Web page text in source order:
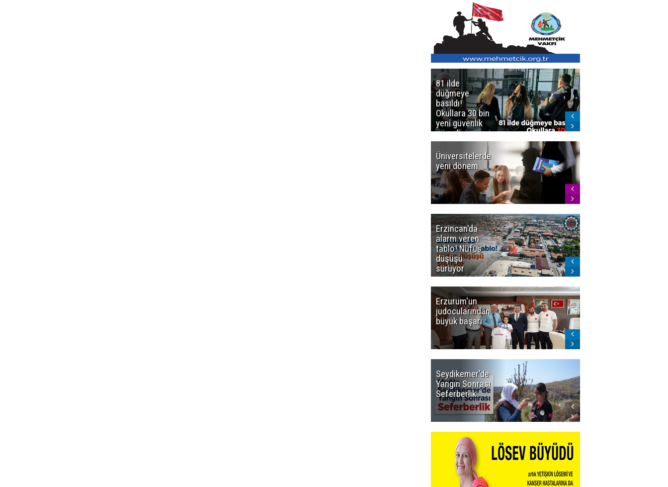
81 ilde
düğmeye
basıldı!
Okullara 30 bin
yeni güvenlik
görevlisi
Üniversitelerde
yeni dönem
Erzincan'da
alarm veren
tablo! Nüfus
düşüşü
sürüyor
Erzurum'un
judocularından
büyük başarı
Seydikemer'de
Yangın Sonrası
Seferberlik